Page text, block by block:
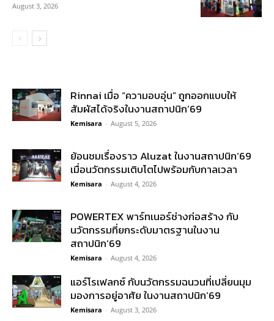
August 3, 2026
Rinnai เมื่อ “ความอบอุ่น” ถูกออกแบบให้
สัมผัสได้จริงในงานสถาปนิก’69
Kemisara - August 5, 2026
ย้อนชมเรื่องราว Aluzat ในงานสถาปนิก’69
เมื่อนวัตกรรมเติบโตไปพร้อมกับกาลเวลา
Kemisara - August 4, 2026
POWERTEX พาร์ทเนอร์ช่างก่อสร้าง กับ
นวัตกรรมที่ยกระดับมาตรฐานในงาน
สถาปนิก’69
Kemisara - August 4, 2026
แอร์โรเฟลกซ์ กับนวัตกรรมฉนวนที่เปลี่ยนมุม
มองการอยู่อาศัย ในงานสถาปนิก’69
Kemisara - August 3, 2026